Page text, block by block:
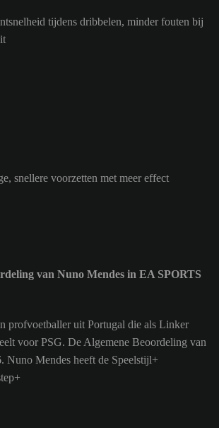
tijdens dribbelen, minder fouten bij
snellere voorzetten met meer effect
van Nuno Mendes in EA SPORTS
profvoetballer uit Portugal die als Linker
voor PSG. De Algemene Beoordeling van
Nuno Mendes heeft de Speelstijl+